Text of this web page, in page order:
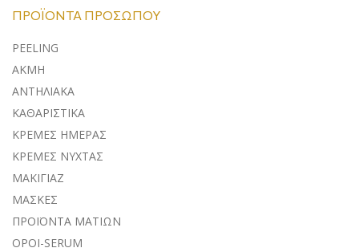
ΠΡΟΪΌΝΤΑ ΠΡΟΣΏΠΟΥ
PEELING
ΑΚΜΗ
ΑΝΤΗΛΙΑΚA
ΚΑΘΑΡΙΣΤΙΚΑ
ΚΡΕΜΕΣ ΗΜΕΡΑΣ
ΚΡΕΜΕΣ ΝΥΧΤΑΣ
ΜΑΚΙΓΙΑΖ
ΜΑΣΚΕΣ
ΠΡΟΪΟΝΤΑ ΜΑΤΙΩΝ
ΟΡΟΙ-SERUM